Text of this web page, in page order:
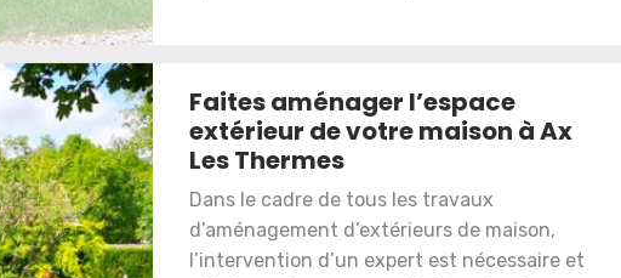
Faites aménager l’espace
extérieur de votre maison à Ax
Les Thermes
Dans le cadre de tous les travaux
d’aménagement d’extérieurs de maison,
l’intervention d’un expert est nécessaire et